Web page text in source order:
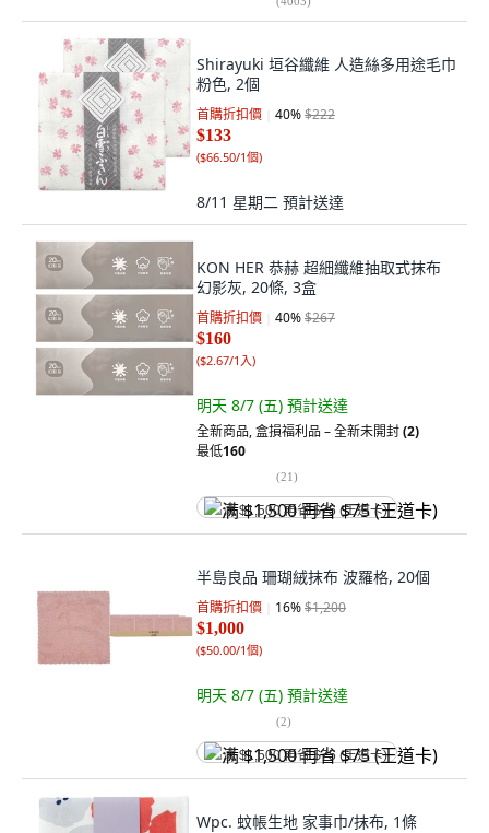
Shirayuki 垣谷纖維 人造絲多用途毛巾
粉色, 2個
首購折扣價 40%$222
$133
($66.50/1個)
8/11 星期二 預計送達
KON HER 恭赫 超細纖維抽取式抹布
幻影灰, 20條, 3盒
首購折扣價 40%$267
$160
($2.67/1入)
明天 8/7 (五) 預計送達
全新商品,盒損福利品 – 全新未開封(2)
最低160
(21)
满 $1,500 再省 $75 (王道卡)
半島良品 珊瑚絨抹布 波羅格, 20個
首購折扣價 16%$1,200
$1,000
($50.00/1個)
明天 8/7 (五) 預計送達
(2)
满 $1,500 再省 $75 (王道卡)
Wpc. 蚊帳生地 家事巾/抹布, 1條